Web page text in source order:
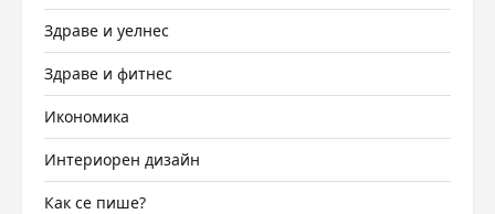
Здраве и уелнес
Здраве и фитнес
Икономика
Интериорен дизайн
Как се пише?